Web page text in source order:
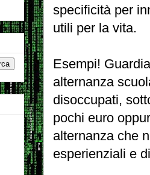
specificità per
utili per la vita.
Esempi!
alternanza
disoccupati,
pochi euro
alternanza che
esperienziali e